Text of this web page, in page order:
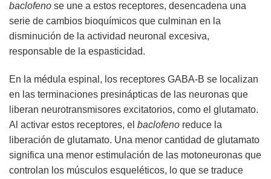
baclofeno se une a estos receptores, desencadena una
serie de cambios bioquímicos que culminan en la
disminución de la actividad neuronal excesiva,
responsable de la espasticidad.
En la médula espinal, los receptores GABA-B se localizan
en las terminaciones presinápticas de las neuronas que
liberan neurotransmisores excitatorios, como el glutamato.
Al activar estos receptores, el baclofeno reduce la
liberación de glutamato. Una menor cantidad de glutamato
significa una menor estimulación de las motoneuronas que
controlan los músculos esqueléticos, lo que se traduce